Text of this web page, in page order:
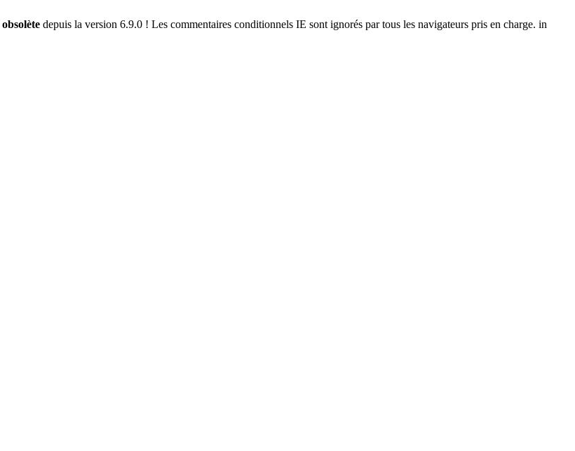
obsolète depuis la version 6.9.0 ! Les commentaires conditionnels IE sont ignorés par tous les navigateurs pris en charge. in